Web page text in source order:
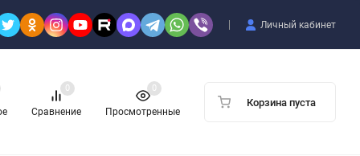
Личный кабинет
Сравнение
0
Просмотренные
0
Корзина пуста